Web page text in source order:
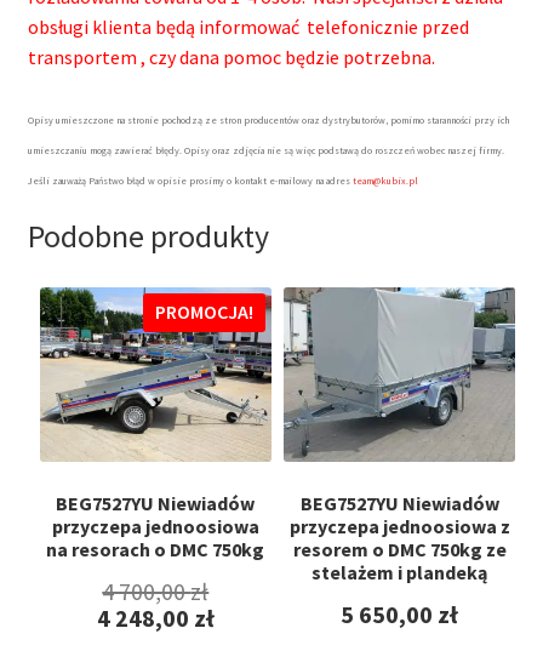
obsługi klienta będą informować telefonicznie przed
transportem , czy dana pomoc będzie potrzebna.
Opisy umieszczone na stronie pochodzą ze stron producentów oraz dystrybutorów, pomimo staranności przy ich
umieszczaniu mogą zawierać błędy. Opisy oraz zdjęcia nie są więc podstawą do roszczeń wobec naszej firmy.
Jeśli zauważą Państwo błąd w opisie prosimy o kontakt e-mailowy na adres team@kubix.pl
Podobne produkty
BEG7527YU Niewiadów
przyczepa jednoosiowa
na resorach o DMC 750kg
PROMOCJA!
4 700,00złPierwotna
cena
4 248,00 zł
BEG7527YU Niewiadów
przyczepa jednoosiowa z
resorem o DMC 750kg ze
stelażem i plandeką
5 650,00 zł